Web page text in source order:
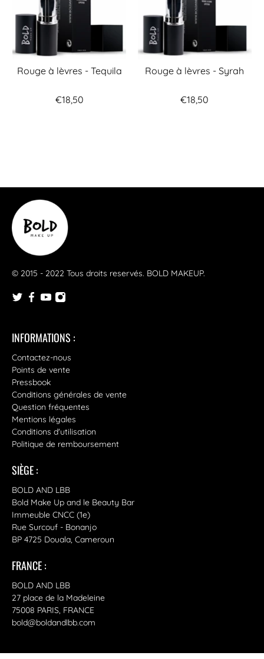
Rouge à lèvres - Tequila
€18,50
Rouge à lèvres - Syrah
€18,50
© 2015 - 2022 Tous droits reservés. BOLD MAKEUP.
INFORMATIONS :
Contactez-nous
Points de vente
Pressbook
Conditions générales de vente
Question fréquentes
Mentions légales
Conditions d'utilisation
Politique de remboursement
SIÈGE :
BOLD AND LBB
Bold Make Up and le Beauty Bar
Immeuble CNCC (1e)
Rue Surcouf - Bonanjo
BP 4725 Douala, Cameroun
FRANCE :
BOLD AND LBB
27 place de la Madeleine
75008 PARIS, FRANCE
bold@boldandlbb.com